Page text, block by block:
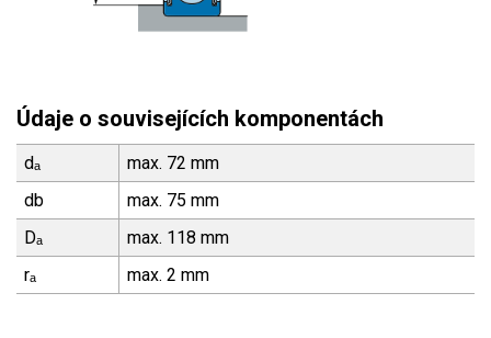
Údaje o souvisejících komponentách
dₐ
max. 72 mm
db
max. 75 mm
Dₐ
max. 118 mm
rₐ
max. 2 mm